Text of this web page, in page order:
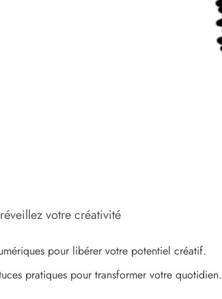
votre créativité
pour libérer votre potentiel créatif.
pratiques pour transformer votre quotidien.